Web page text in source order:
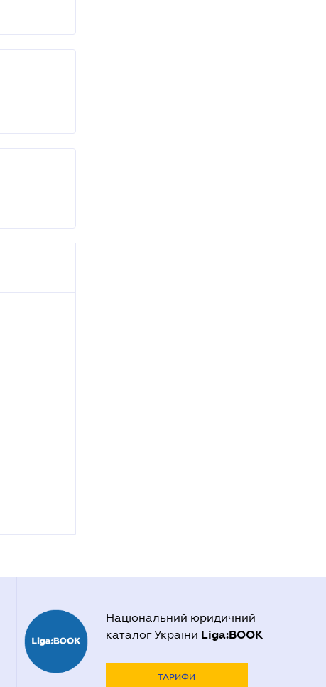
Національний юридичний
каталог України Liga:BOOK
ТАРИФИ